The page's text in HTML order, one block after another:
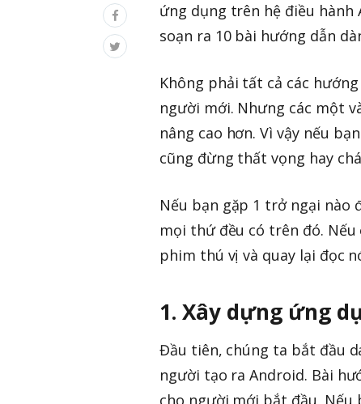
ứng dụng trên hệ điều hành
soạn ra 10 bài hướng dẫn
Không phải tất cả các
người mới. Nhưng các một
nâng cao hơn. Vì vậy nếu
cũng đừng thất vọng hay
Nếu bạn gặp 1 trở ngại nào
mọi thứ đều có trên đó.
phim thú vị và quay lại đọc
1. Xây dựng ứng
Đầu tiên, chúng ta bắt đầu
người tạo ra Android. Bài
cho người mới bắt đầu.